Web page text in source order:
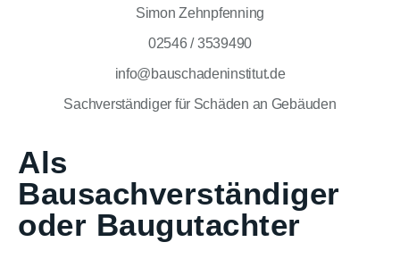
Simon Zehnpfenning
02546 / 3539490
info@bauschadeninstitut.de
Sachverständiger für Schäden an Gebäuden
Als
Bausachverständiger
oder Baugutachter